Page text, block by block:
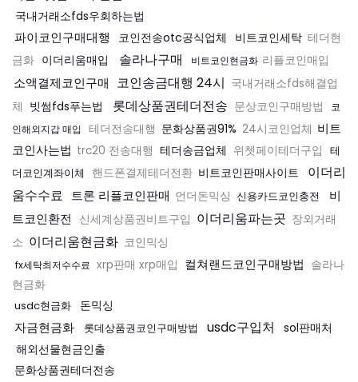
국내거래소fds우회하는법
파이코인구매대행 코인전송otc공식업체 비트코인세탁 테더현
금화 이더리움매입 솔라나구매 비트코인현금화 리플코인매입
소액결제코인구매 코인송금대행 24시 국내거래소fds해결업
체 빗썸fds푸는법 롯데상품권테더전송 문상코인구매방법
코
인해외지갑 매입 테더전송대행 문화상품권91% 24시코인업체 비트
코인사는법 trc20 전송대행 테더송금업체 위쳇페이테더구입 테
더코인계좌이체
핸드폰결제테더전환 비트코인판매사이트
이더리
움수수료 트론 리플코인판매 언더돈믹싱 신용카드코인충전
비
트코인환전
신세계상품권비트구입 이더리움파는곳 장외거래
소 이더리움현금화 코인믹싱
fx세탁최저수수료 xrp판매 xrp매입 컬쳐랜드코인구매방법 솔라나
현금화
usdc현금화
돈믹싱
자금현금화 롯데상품권코인구매방법 usdc구입처
sol판매처
해외선물현금인출
문화상품권테더전송